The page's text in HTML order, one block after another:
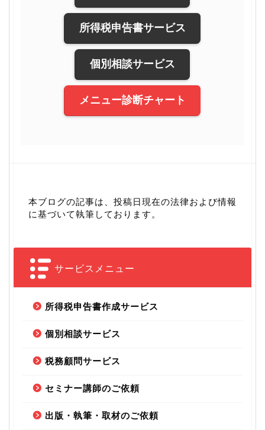
所得税申告書サービス
個別相談サービス
メニュー診断チャート
本ブログの記事は、投稿日現在の法律および情報
に基づいて執筆しております。
サービスメニュー
所得税申告書作成サービス
個別相談サービス
税務顧問サービス
セミナー講師のご依頼
出版・執筆・取材のご依頼